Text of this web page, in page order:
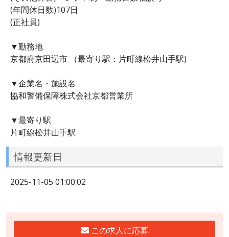
(年間休日数)107日
(正社員)
▼勤務地
京都府京田辺市 （最寄り駅：片町線松井山手駅)
▼企業名・施設名
協和警備保障株式会社京都営業所
▼最寄り駅
片町線松井山手駅
情報更新日
2025-11-05 01:00:02
この求人に応募